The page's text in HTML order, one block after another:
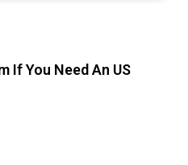
If You Need An US